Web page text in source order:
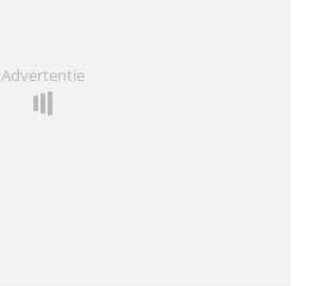
Advertentie